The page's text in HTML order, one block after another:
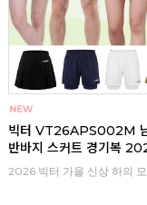
빅터 VT26APS002M
반바지 스커트 경기복
2026 빅터 가을 신상 하의